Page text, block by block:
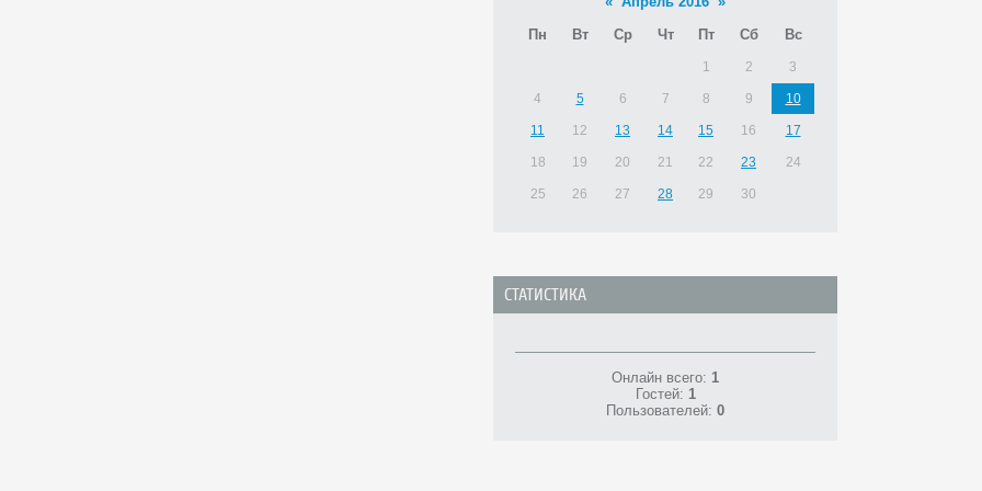
Пн
Вт Ср Чт Пт Сб Вс
1 2 3
4 5 6 7 8 9 10
11 12 13 14 15 16 17
18 19 20 21 22 23 24
25 26 27 28 29 30
СТАТИСТИКА
Онлайн всего: 1
Гостей: 1
Пользователей: 0